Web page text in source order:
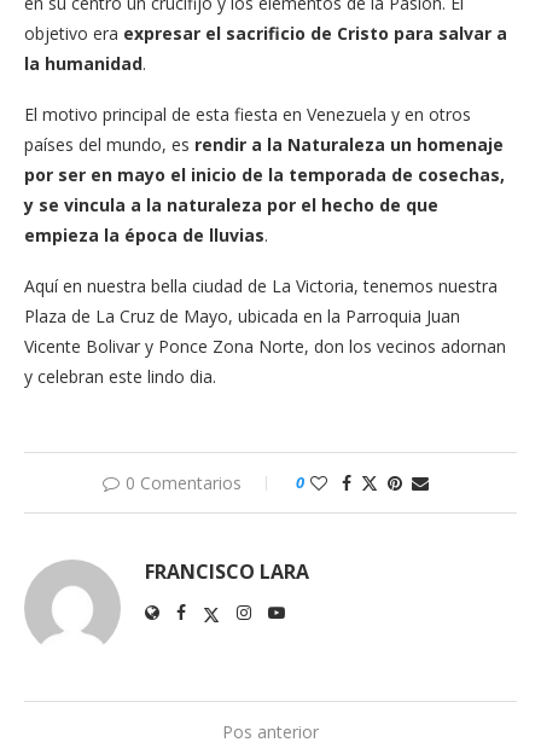
objetivo era expresar el sacrificio de Cristo para salvar a
la humanidad.
El motivo principal de esta fiesta en Venezuela y en otros
países del mundo, es rendir a la Naturaleza un homenaje
por ser en mayo el inicio de la temporada de cosechas,
y se vincula a la naturaleza por el hecho de que
empieza la época de lluvias.
Aquí en nuestra bella ciudad de La Victoria, tenemos nuestra
Plaza de La Cruz de Mayo, ubicada en la Parroquia Juan
Vicente Bolivar y Ponce Zona Norte, don los vecinos adornan
y celebran este lindo dia.
0 Comentarios 0
FRANCISCO LARA
Pos anterior